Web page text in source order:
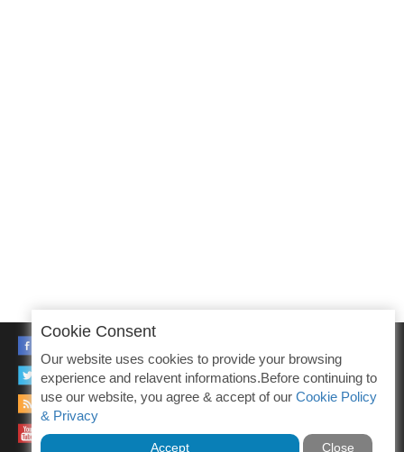
TWITTER
RSS
YOUTUBE
Cookie Consent
Our website uses cookies to provide your browsing
experience and relavent informations.Before continuing to
use our website, you agree & accept of our Cookie Policy
& Privacy
Accept Close